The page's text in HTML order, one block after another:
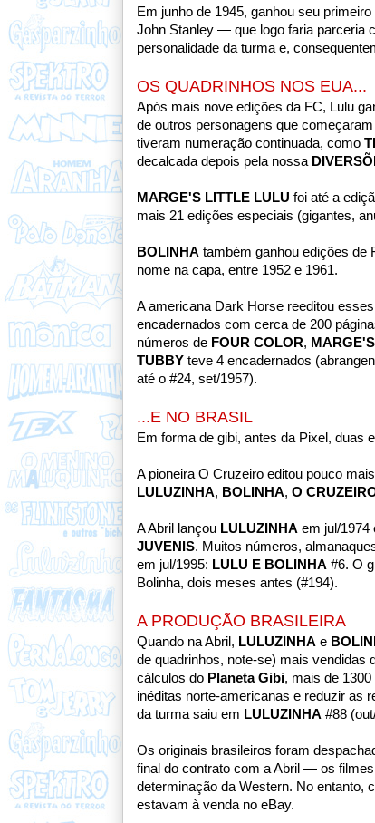
Em junho de 1945, ganhou seu
John Stanley — que logo faria parceria
personalidade da turma e,
OS QUADRINHOS NOS EUA...
Após mais nove edições da FC, Lulu
de outros personagens que
tiveram numeração continuada, como
decalcada depois pela nossa
MARGE'S LITTLE LULU foi até a
mais 21 edições especiais (gigantes,
BOLINHA também ganhou edições de
nome na capa, entre 1952 e 1961.
A americana Dark Horse reeditou
encadernados com cerca de 200
números de FOUR COLOR,
TUBBYteve 4 encadernados
até o #24, set/1957).
...E NO BRASIL
Em forma de gibi, antes da Pixel, duas
A pioneira O Cruzeiro editou pouco
LULUZINHA, BOLINHA, O
A Abril lançou LULUZINHA em jul/1974
JUVENIS. Muitos números,
em jul/1995: LULU E BOLINHA #6. O
Bolinha, dois meses antes (#194).
A PRODUÇÃO BRASILEIRA
Quando na Abril, LULUZINHA e
de quadrinhos, note-se) mais vendidas
cálculos do Planeta Gibi, mais de
inéditas norte-americanas e reduzir as
da turma saiu em LULUZINHA #88
Os originais brasileiros foram
final do contrato com a Abril — os
determinação da Western. No entanto,
estavam à venda no eBay.